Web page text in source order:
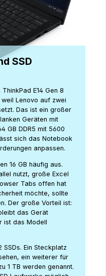
SSD
E14 Gen 8
Lenovo auf zwei
Das ist ein großer
Geräten mit
GB DDR5 mit 5600
sich das Notebook
anpassen.
16 GB häufig aus.
nutzt, große Excel
Tabs offen hat
möchte, sollte
Der große Vorteil ist:
das Gerät
ist das Modell
Ein Steckplatz
ein weiterer für
1 TB werden genannt.